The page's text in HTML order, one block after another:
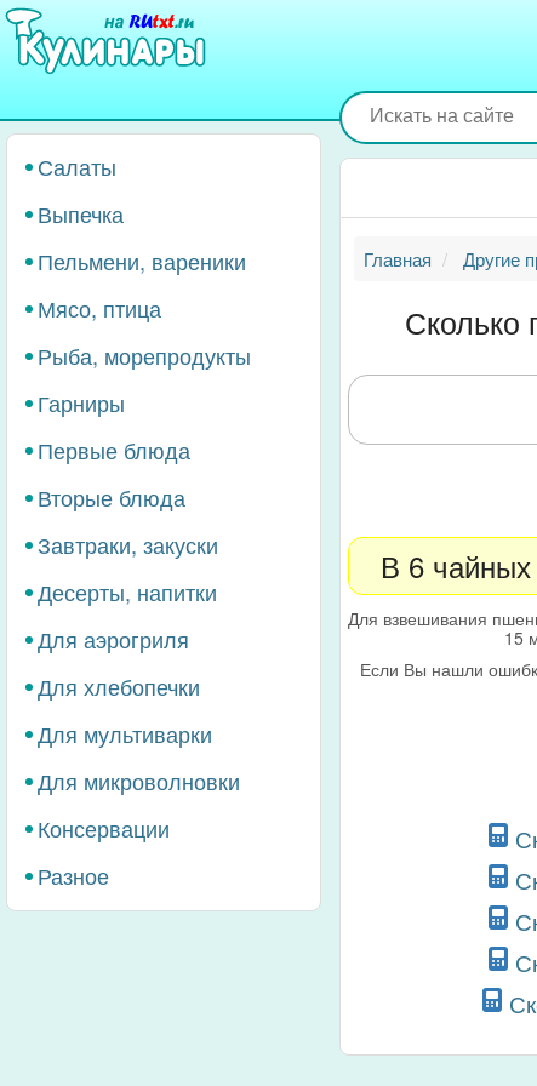
Перейти
основному
Салаты
Выпечка
Пельмени, вареники
Мясо, птица
Рыба, морепродукты
Гарниры
Первые блюда
Вторые блюда
Завтраки, закуски
Десерты, напитки
Для аэрогриля
Для хлебопечки
Для мультиварки
Для микроволновки
Консервации
Разное
Главная Другие
Сколько
В 6
Для взвешивания
15
Если Вы нашли